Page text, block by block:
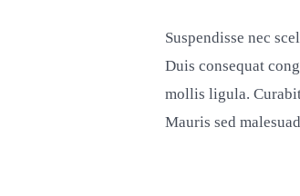
Suspendisse nec
Duis consequat
mollis ligula.
Mauris sed